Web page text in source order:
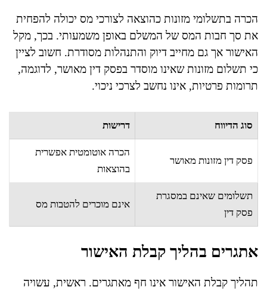
הכרה בתשלומי מזונות כהוצאה לצורכי מס יכולה להפחית
את סך חבות המס של המשלם באופן משמעותי. בכך, מקל
האישור אך גם מחייב דיוק והתנהלות מסודרת. חשוב לציין
כי תשלום מזונות שאינו מוסדר בפסק דין מאושר, לדוגמה,
תרומות פרטיות, אינו נחשב לצרכי ניכוי.
סוג הדיווח דרישות
פסק דין מזונות מאושר
הכרה אוטומטית אפשרית
בהוצאות
תשלומים שאינם במסגרת
פסק דין
אינם מוכרים להטבות מס
אתגרים בהליך קבלת האישור
תהליך קבלת האישור אינו חף מאתגרים. ראשית, עשויה